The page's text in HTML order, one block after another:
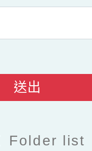
送出
Folder list